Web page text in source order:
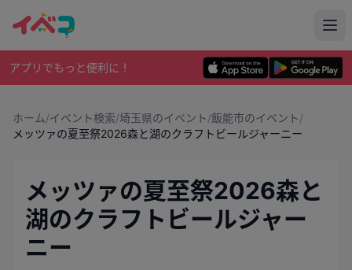
アプリでもっと便利に！
ホーム/イベント検索/埼玉県のイベント/飯能市のイベント/
メッツァの夏至祭2026森と湖のクラフトビールジャーニー
メッツァの夏至祭2026森と
湖のクラフトビールジャー
ニー